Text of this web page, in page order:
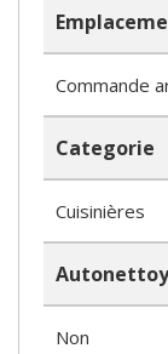
Commande
Categorie
Cuisinières
Non